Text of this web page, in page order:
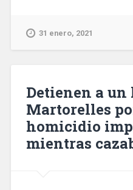
del
en
el
barrio
Martí
31 enero, 2021
Detienen a un
Martorelles
homicidio
mientras